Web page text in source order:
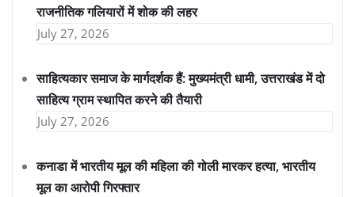
राजनीतिक गलियारों में शोक की लहर
July 27, 2026
साहित्यकार समाज के मार्गदर्शक हैं: मुख्यमंत्री धामी, उत्तराखंड में दो
साहित्य ग्राम स्थापित करने की तैयारी
July 27, 2026
कनाडा में भारतीय मूल की महिला की गोली मारकर हत्या, भारतीय
मूल का आरोपी गिरफ्तार